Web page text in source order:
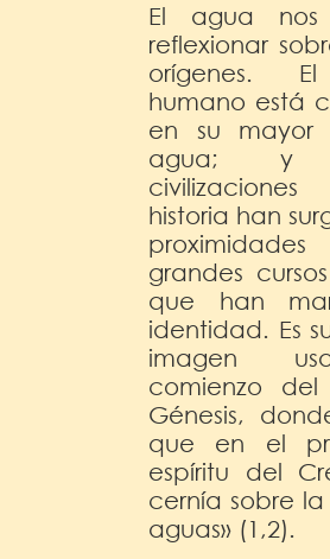
El agua
reflexionar
orígenes.
humano está
en su mayor
agua; y
historia han
grandes
que han
identidad. Es
imagen
comienzo
Génesis,
que en el
espíritu del
cernía sobre
aguas» (1,2).